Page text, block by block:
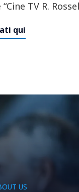
TV R.
qui
US